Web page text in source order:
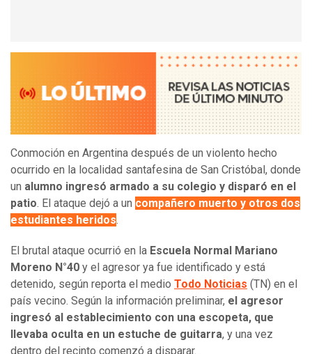
Conmoción en Argentina después de un violento hecho
ocurrido en la localidad santafesina de San Cristóbal, donde
un alumno ingresó armado a su colegio y disparó en el
patio. El ataque dejó a un compañero muerto y otros dos
estudiantes heridos.
El brutal ataque ocurrió en la Escuela Normal Mariano
Moreno N°40 y el agresor ya fue identificado y está
detenido, según reporta el medio Todo Noticias (TN) en el
país vecino. Según la información preliminar, el agresor
ingresó al establecimiento con una escopeta, que
llevaba oculta en un estuche de guitarra, y una vez
dentro del recinto comenzó a disparar.